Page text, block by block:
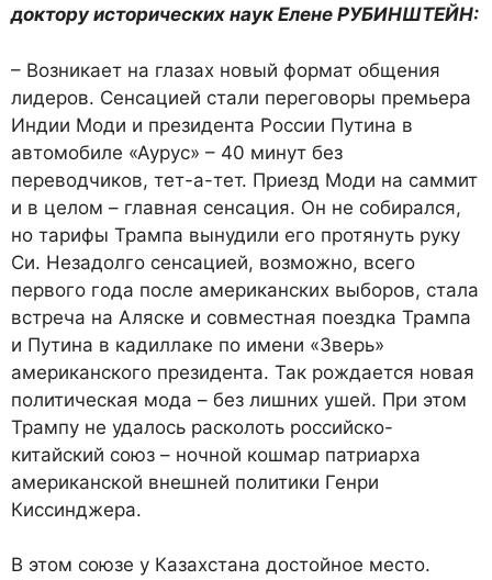
доктору исторических наук Елене РУБИНШТЕЙН:
– Возникает на глазах новый формат общения
лидеров. Сенсацией стали переговоры премьера
Индии Моди и президента России Путина в
автомобиле «Аурус» – 40 минут без
переводчиков, тет-а-тет. Приезд Моди на саммит
и в целом – главная сенсация. Он не собирался,
но тарифы Трампа вынудили его протянуть руку
Си. Незадолго сенсацией, возможно, всего
первого года после американских выборов, стала
встреча на Аляске и совместная поездка Трампа
и Путина в кадиллаке по имени «Зверь»
американского президента. Так рождается новая
политическая мода – без лишних ушей. При этом
Трампу не удалось расколоть российско-
китайский союз – ночной кошмар патриарха
американской внешней политики Генри
Киссинджера.
В этом союзе у Казахстана достойное место.